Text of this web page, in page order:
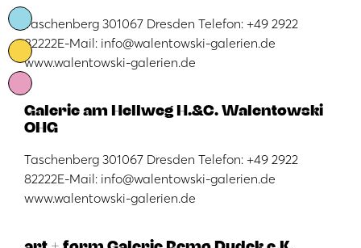
Taschenberg 301067 Dresden Telefon: +49 2922
82222E-Mail: info@walentowski-galerien.de
www.walentowski-galerien.de
Galerie am Hellweg H.&C. Walentowski
OHG
Taschenberg 301067 Dresden Telefon: +49 2922
82222E-Mail: info@walentowski-galerien.de
www.walentowski-galerien.de